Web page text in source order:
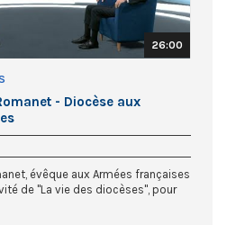
26:00
- Diocèse aux
évêque aux Armées françaises
de "La vie des diocèses", pour